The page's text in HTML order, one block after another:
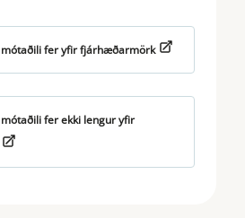
fer yfir fjárhæðarmörk
fer ekki lengur yfir